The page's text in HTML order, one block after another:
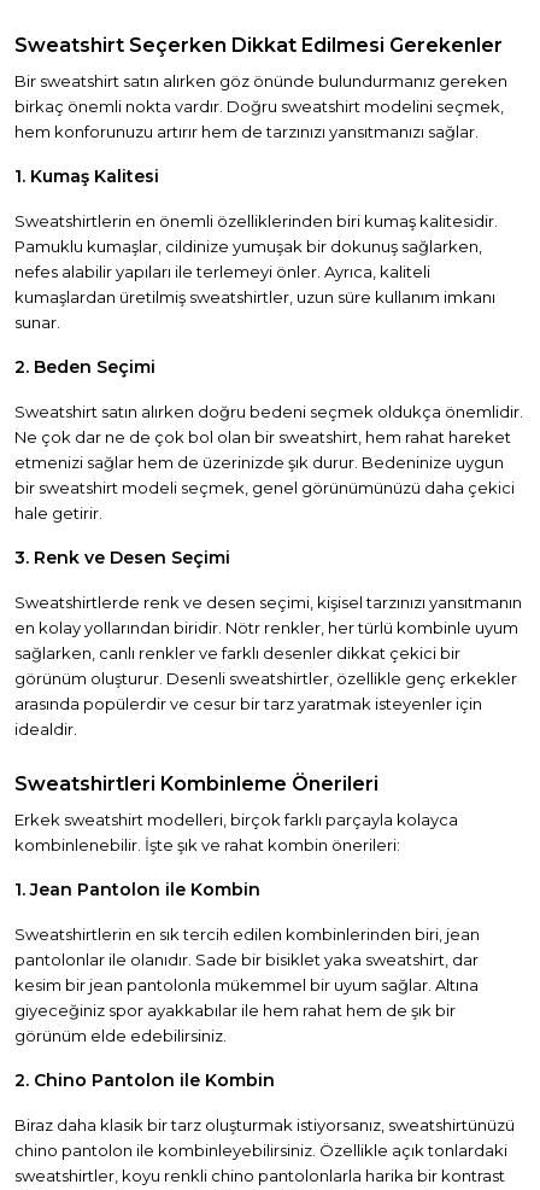
Sweatshirt Seçerken Dikkat Edilmesi Gerekenler
Bir sweatshirt satın alırken göz önünde bulundurmanız gereken
birkaç önemli nokta vardır. Doğru sweatshirt modelini seçmek,
hem konforunuzu artırır hem de tarzınızı yansıtmanızı sağlar.
1. Kumaş Kalitesi
Sweatshirtlerin en önemli özelliklerinden biri kumaş kalitesidir.
Pamuklu kumaşlar, cildinize yumuşak bir dokunuş sağlarken,
nefes alabilir yapıları ile terlemeyi önler. Ayrıca, kaliteli
kumaşlardan üretilmiş sweatshirtler, uzun süre kullanım imkanı
sunar.
2. Beden Seçimi
Sweatshirt satın alırken doğru bedeni seçmek oldukça önemlidir.
Ne çok dar ne de çok bol olan bir sweatshirt, hem rahat hareket
etmenizi sağlar hem de üzerinizde şık durur. Bedeninize uygun
bir sweatshirt modeli seçmek, genel görünümünüzü daha çekici
hale getirir.
3. Renk ve Desen Seçimi
Sweatshirtlerde renk ve desen seçimi, kişisel tarzınızı yansıtmanın
en kolay yollarından biridir. Nötr renkler, her türlü kombinle uyum
sağlarken, canlı renkler ve farklı desenler dikkat çekici bir
görünüm oluşturur. Desenli sweatshirtler, özellikle genç erkekler
arasında popülerdir ve cesur bir tarz yaratmak isteyenler için
idealdir.
Sweatshirtleri Kombinleme Önerileri
Erkek sweatshirt modelleri, birçok farklı parçayla kolayca
kombinlenebilir. İşte şık ve rahat kombin önerileri:
1. Jean Pantolon ile Kombin
Sweatshirtlerin en sık tercih edilen kombinlerinden biri, jean
pantolonlar ile olanıdır. Sade bir bisiklet yaka sweatshirt, dar
kesim bir jean pantolonla mükemmel bir uyum sağlar. Altına
giyeceğiniz spor ayakkabılar ile hem rahat hem de şık bir
görünüm elde edebilirsiniz.
2. Chino Pantolon ile Kombin
Biraz daha klasik bir tarz oluşturmak istiyorsanız, sweatshirtünüzü
chino pantolon ile kombinleyebilirsiniz. Özellikle açık tonlardaki
sweatshirtler, koyu renkli chino pantolonlarla harika bir kontrast